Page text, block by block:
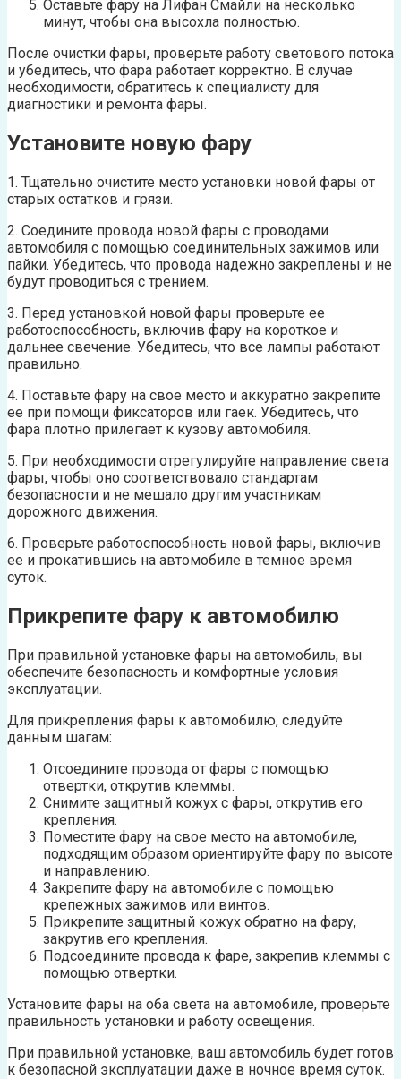
Оставьте фару на Лифан Смайли на несколько
минут, чтобы она высохла полностью.
После очистки фары, проверьте работу светового потока
и убедитесь, что фара работает корректно. В случае
необходимости, обратитесь к специалисту для
диагностики и ремонта фары.
Установите новую фару
1. Тщательно очистите место установки новой фары от
старых остатков и грязи.
2. Соедините провода новой фары с проводами
автомобиля с помощью соединительных зажимов или
пайки. Убедитесь, что провода надежно закреплены и не
будут проводиться с трением.
3. Перед установкой новой фары проверьте ее
работоспособность, включив фару на короткое и
дальнее свечение. Убедитесь, что все лампы работают
правильно.
4. Поставьте фару на свое место и аккуратно закрепите
ее при помощи фиксаторов или гаек. Убедитесь, что
фара плотно прилегает к кузову автомобиля.
5. При необходимости отрегулируйте направление света
фары, чтобы оно соответствовало стандартам
безопасности и не мешало другим участникам
дорожного движения.
6. Проверьте работоспособность новой фары, включив
ее и прокатившись на автомобиле в темное время
суток.
Прикрепите фару к автомобилю
При правильной установке фары на автомобиль, вы
обеспечите безопасность и комфортные условия
эксплуатации.
Для прикрепления фары к автомобилю, следуйте
данным шагам:
Отсоедините провода от фары с помощью
отвертки, открутив клеммы.
Снимите защитный кожух с фары, открутив его
крепления.
Поместите фару на свое место на автомобиле,
подходящим образом ориентируйте фару по высоте
и направлению.
Закрепите фару на автомобиле с помощью
крепежных зажимов или винтов.
Прикрепите защитный кожух обратно на фару,
закрутив его крепления.
Подсоедините провода к фаре, закрепив клеммы с
помощью отвертки.
Установите фары на оба света на автомобиле, проверьте
правильность установки и работу освещения.
При правильной установке, ваш автомобиль будет готов
к безопасной эксплуатации даже в ночное время суток.